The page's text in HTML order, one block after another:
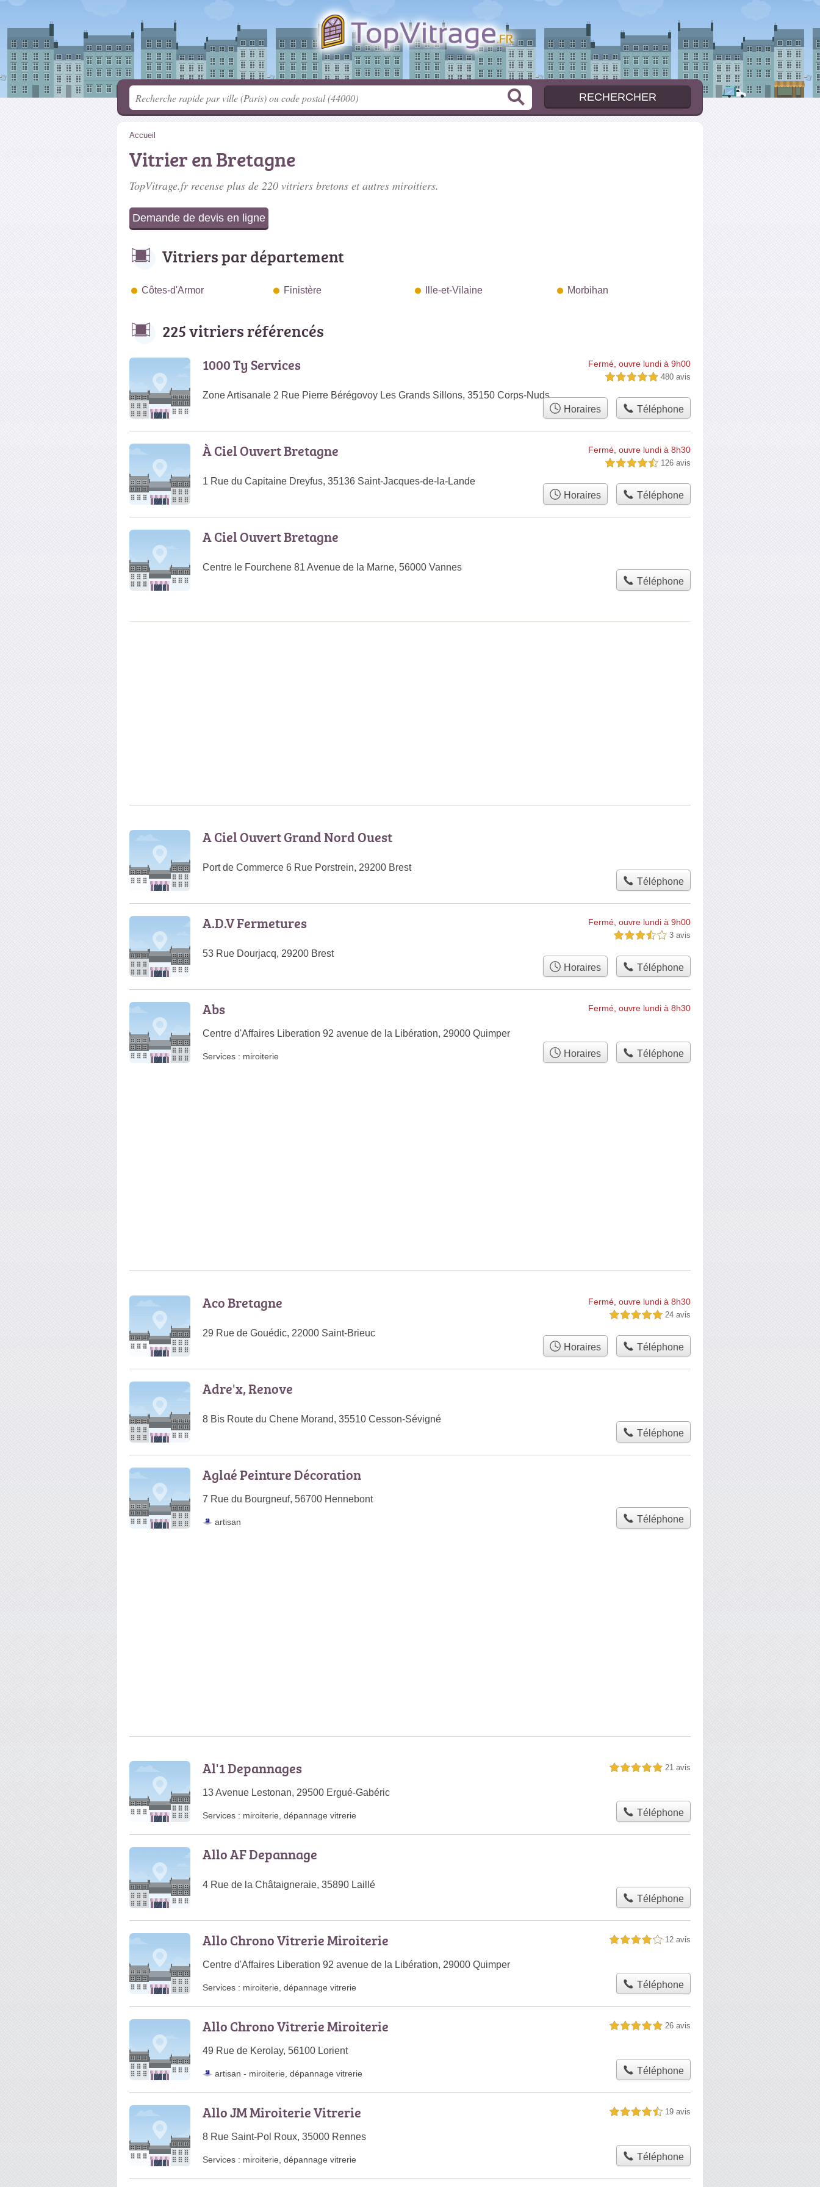
Accueil
Vitrier en Bretagne
TopVitrage.fr recense plus de 220 vitriers bretons et autres miroitiers.
Demande de devis en ligne
Vitriers par département
Côtes-d'Armor Finistère Ille-et-Vilaine Morbihan
225 vitriers référencés
1000 Ty Services
Zone Artisanale 2 Rue Pierre Bérégovoy Les Grands Sillons, 35150 Corps-Nuds
Fermé, ouvre lundi à 9h00
5,0 étoiles sur 5 480 avis
Horaires Téléphone
À Ciel Ouvert Bretagne
1 Rue du Capitaine Dreyfus, 35136 Saint-Jacques-de-la-Lande
Fermé, ouvre lundi à 8h30
4,5 étoiles sur 5 126 avis
Horaires Téléphone
A Ciel Ouvert Bretagne
Centre le Fourchene 81 Avenue de la Marne, 56000 Vannes
Téléphone
A Ciel Ouvert Grand Nord Ouest
Port de Commerce 6 Rue Porstrein, 29200 Brest
Téléphone
A.D.V Fermetures
53 Rue Dourjacq, 29200 Brest
Fermé, ouvre lundi à 9h00
3,5 étoiles sur 5 3 avis
Horaires Téléphone
Abs
Centre d'Affaires Liberation 92 avenue de la Libération, 29000 Quimper
Fermé, ouvre lundi à 8h30
Services : miroiterie Horaires Téléphone
Aco Bretagne
29 Rue de Gouédic, 22000 Saint-Brieuc
Fermé, ouvre lundi à 8h30
5,0 étoiles sur 5 24 avis
Horaires Téléphone
Adre'x, Renove
8 Bis Route du Chene Morand, 35510 Cesson-Sévigné
Téléphone
Aglaé Peinture Décoration
7 Rue du Bourgneuf, 56700 Hennebont
artisan Téléphone
Al'1 Depannages
13 Avenue Lestonan, 29500 Ergué-Gabéric
5,0 étoiles sur 5 21 avis
Services : miroiterie dépannage vitrerie Téléphone
Allo AF Depannage
4 Rue de la Châtaigneraie, 35890 Laillé
Téléphone
Allo Chrono Vitrerie Miroiterie
Centre d'Affaires Liberation 92 avenue de la Libération, 29000 Quimper
4,0 étoiles sur 5 12 avis
Services : miroiterie dépannage vitrerie Téléphone
Allo Chrono Vitrerie Miroiterie
49 Rue de Kerolay, 56100 Lorient
5,0 étoiles sur 5 26 avis
artisan - miroiterie dépannage vitrerie Téléphone
Allo JM Miroiterie Vitrerie
8 Rue Saint-Pol Roux, 35000 Rennes
4,5 étoiles sur 5 19 avis
Services : miroiterie dépannage vitrerie Téléphone